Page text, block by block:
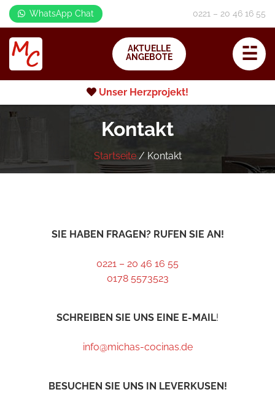
Skip
content
WhatsApp Chat 0221 – 20 46 16 55
AKTUELLE
ANGEBOTE
☱
Unser Herzprojekt!
Kontakt
Startseite/ Kontakt
SIE HABEN FRAGEN? RUFEN SIE AN!
0221 – 20 46 16 55
0178 5573523
SCHREIBEN SIE UNS EINE E-MAIL!
info@michas-cocinas.de
BESUCHEN SIE UNS IN LEVERKUSEN!